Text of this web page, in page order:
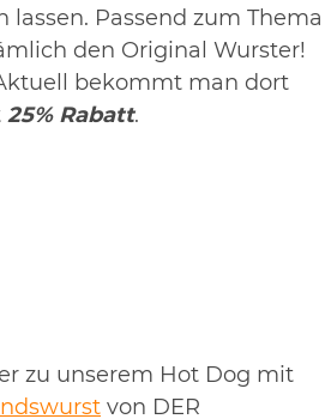
lassen. Passend zum Thema
den Original Wurster!
bekommt man dort
25% Rabatt.
zu unserem Hot Dog mit
von DER